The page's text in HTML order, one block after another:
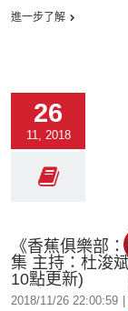
進一步了解
26
11, 2018
《香蕉俱樂部
集 主持：杜浚
10點更新)
2018/11/26 22:00:59